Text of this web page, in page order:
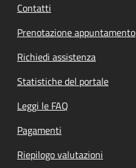
Contatti
Prenotazione appuntamento
Richiedi assistenza
Statistiche del portale
Leggi le FAQ
Pagamenti
Riepilogo valutazioni